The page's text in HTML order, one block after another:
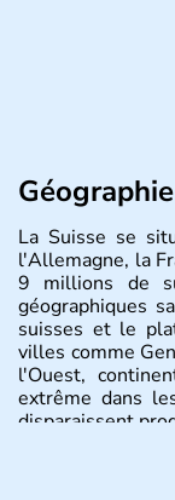
La Suisse se
l'Allemagne, la
9 millions de
géographiques
suisses et le
villes comme
l'Ouest,
extrême dans
disparaissent